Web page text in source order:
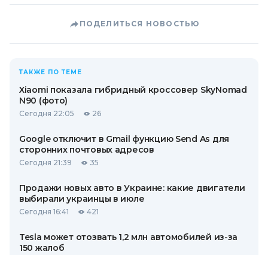
ПОДЕЛИТЬСЯ НОВОСТЬЮ
ТАКЖЕ ПО ТЕМЕ
Xiaomi показала гибридный кроссовер SkyNomad
N90 (фото)
Сегодня 22:05 26
Google отключит в Gmail функцию Send As для
сторонних почтовых адресов
Сегодня 21:39 35
Продажи новых авто в Украине: какие двигатели
выбирали украинцы в июле
Сегодня 16:41 421
Tesla может отозвать 1,2 млн автомобилей из-за
150 жалоб